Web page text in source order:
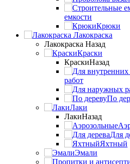
емкости
Крюки
Лакокраска
Лакокраска Назад
Краски
КраскиНазад
работ
По
Лаки
ЛакиНазад
Для
Яхтный
Эмали